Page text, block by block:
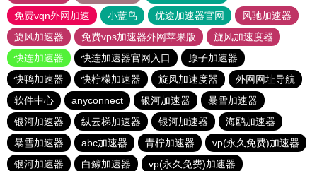
免费vqn外网加速
小蓝鸟 优途加速器官网
风驰加速器
旋风加速器
免费vps加速器外网苹果版
旋风加速度器
快连加速器
快连加速器官网入口
原子加速器
快鸭加速器
快柠檬加速器 旋风加速度器
外网网址导航
软件中心
anyconnect 银河加速器
暴雪加速器
银河加速器
纵云梯加速器 银河加速器
海鸥加速器
暴雪加速器
abc加速器 青柠加速器
vp(永久免费)加速器
银河加速器
白鲸加速器
vp(永久免费)加速器